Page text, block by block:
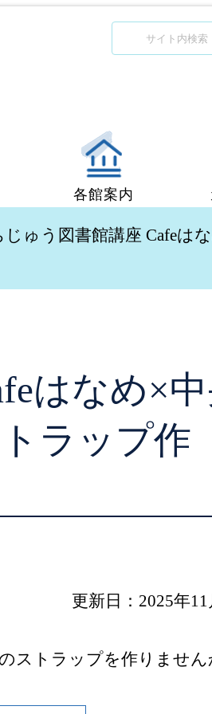
利用案内
書館支援サービス
クスタート体験会
おはなしの絵の展示
各館案内
中央図書館
阿知須図書館
徳地図書館
じゅう図書館講座 Cafeは
はなめ×
ラップ作
更新日：2025年11
ストラップを作りません